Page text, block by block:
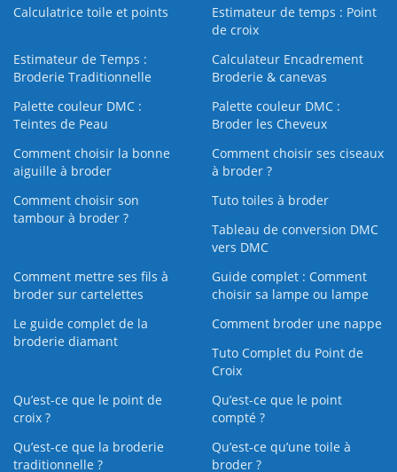
Calculatrice toile et points
Estimateur de temps : Point
de croix
Estimateur de Temps :
Broderie Traditionnelle
Calculateur Encadrement
Broderie & canevas
Palette couleur DMC :
Teintes de Peau
Palette couleur DMC :
Broder les Cheveux
Comment choisir la bonne
aiguille à broder
Comment choisir ses ciseaux
à broder ?
Comment choisir son
tambour à broder ?
Tuto toiles à broder
Tableau de conversion DMC
vers DMC
Comment mettre ses fils à
broder sur cartelettes
Guide complet : Comment
choisir sa lampe ou lampe
Le guide complet de la
broderie diamant
Comment broder une nappe
Tuto Complet du Point de
Croix
Qu’est-ce que le point de
croix ?
Qu’est-ce que le point
compté ?
Qu’est-ce que la broderie
traditionnelle ?
Qu’est‑ce qu’une toile à
broder ?